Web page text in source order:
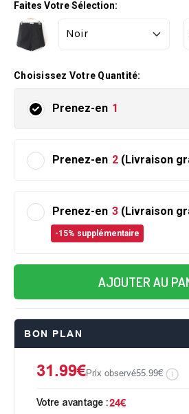
Faites Votre Sélection:
Choisissez Votre Quantité:
Prenez-en 1
Prenez-en 2 (Livraison
Prenez-en 3 (Livraison
-15% supplémentaire
AJOUTER AU
BON PLAN
31.99€Prix observé55.99€
Votre avantage :24€